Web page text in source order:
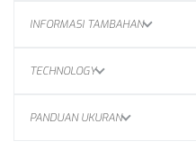
INFORMASI TAMBAHAN
TECHNOLOGY
PANDUAN UKURAN